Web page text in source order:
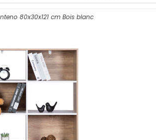
80x30x121 cm Bois blanc